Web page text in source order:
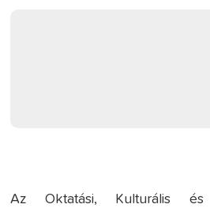
Az Oktatási, Kulturális